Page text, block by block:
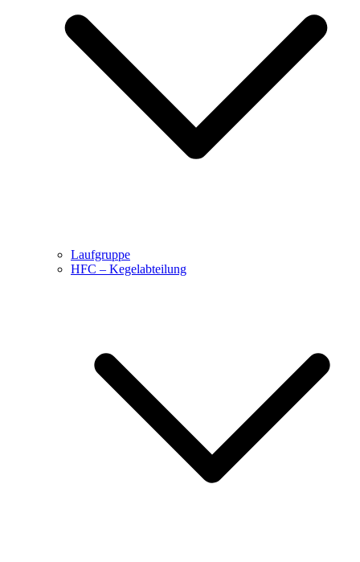
Laufgruppe
HFC – Kegelabteilung